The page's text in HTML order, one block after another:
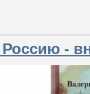
-